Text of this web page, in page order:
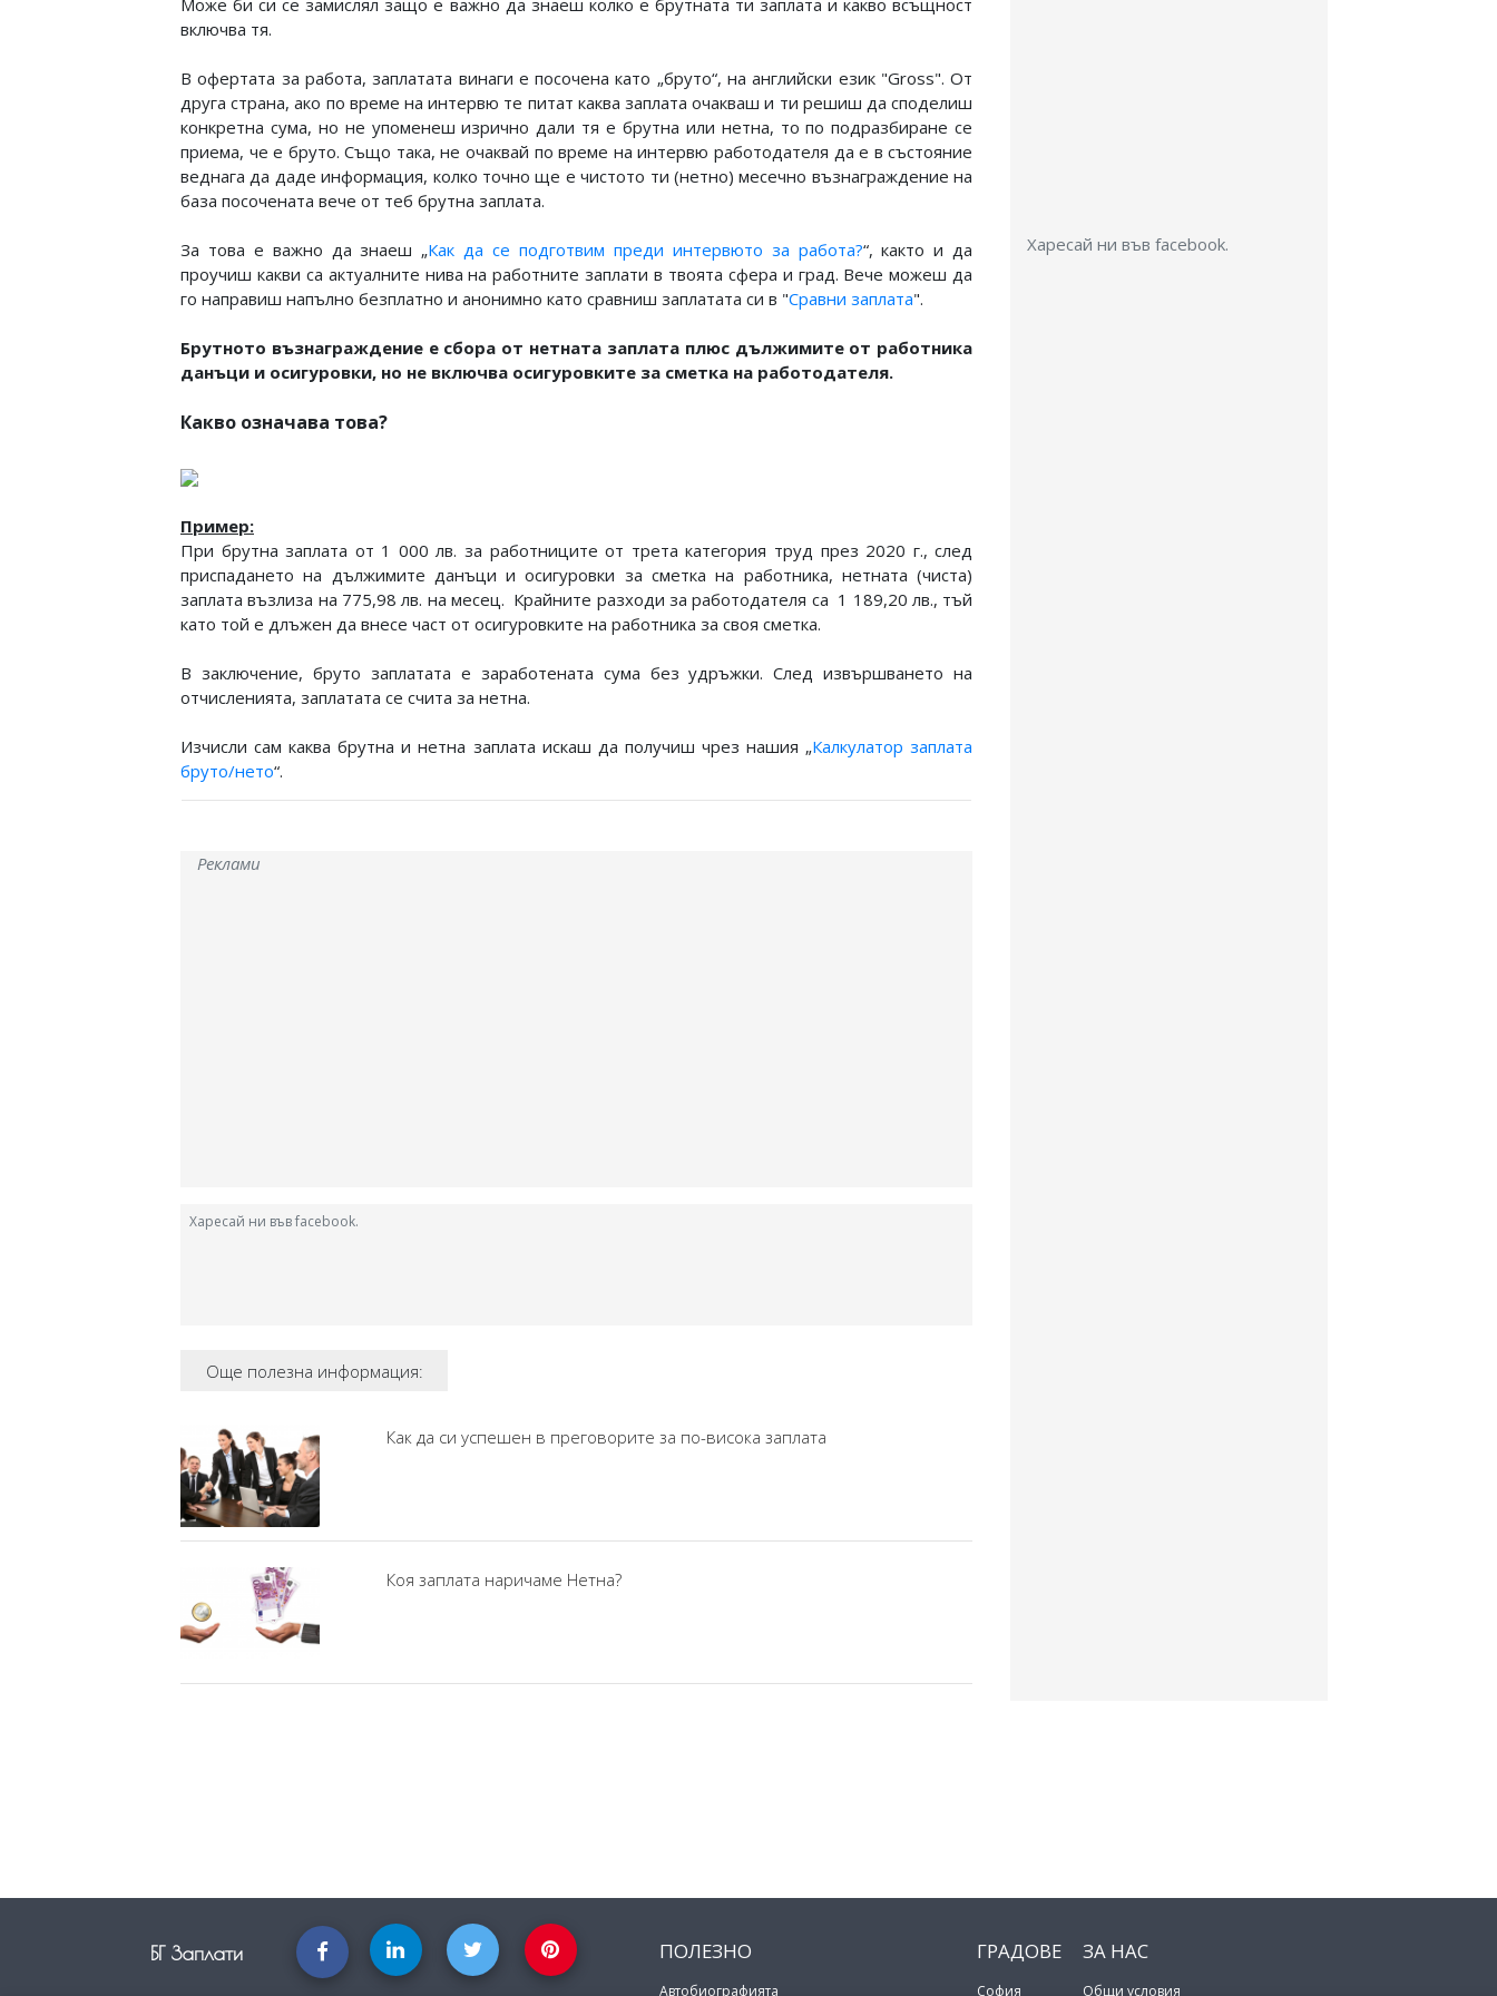
включва тя.
В офертата за работа, заплатата винаги е посочена като „бруто“, на английски език "Gross". От
друга страна, ако по време на интервю те питат каква заплата очакваш и ти решиш да споделиш
конкретна сума, но не упоменеш изрично дали тя е брутна или нетна, то по подразбиране се
приема, че е бруто. Също така, не очаквай по време на интервю работодателя да е в състояние
веднага да даде информация, колко точно ще е чистото ти (нетно) месечно възнаграждение на
база посочената вече от теб брутна заплата.
За това е важно да знаеш „Как да се подготвим преди интервюто за работа?“, както и да
проучиш какви са актуалните нива на работните заплати в твоята сфера и град. Вече можеш да
го направиш напълно безплатно и анонимно като сравниш заплатата си в "Сравни заплата".
Брутното възнаграждение е сбора от нетната заплата плюс дължимите от работника
данъци и осигуровки, но не включва осигуровките за сметка на работодателя.
Какво означава това?
Пример:
При брутна заплата от 1 000 лв. за работниците от трета категория труд през 2020 г., след
приспадането на дължимите данъци и осигуровки за сметка на работника, нетната (чиста)
заплата възлиза на 775,98 лв. на месец. Крайните разходи за работодателя са 1 189,20 лв., тъй
като той е длъжен да внесе част от осигуровките на работника за своя сметка.
В заключение, бруто заплатата е заработената сума без удръжки. След извършването на
отчисленията, заплатата се счита за нетна.
Изчисли сам каква брутна и нетна заплата искаш да получиш чрез нашия „Калкулатор заплата
бруто/нето“.
Реклами
Харесай ни във facebook.
Още полезна информация:
Как да си успешен в преговорите за по-висока заплата
Коя заплата наричаме Нетна?
Харесай ни във facebook.
БГ Заплати ПОЛЕЗНО
Автобиографията
ГРАДОВЕ
София
ЗА НАС
Общи условия